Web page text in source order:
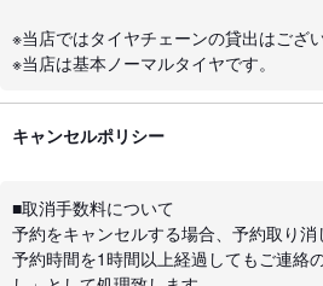
※当店ではタイヤチェーンの貸出はござい
※当店は基本ノーマルタイヤです。
キャンセルポリシー
■取消手数料について
予約をキャンセルする場合、予約取り消
予約時間を1時間以上経過してもご連絡